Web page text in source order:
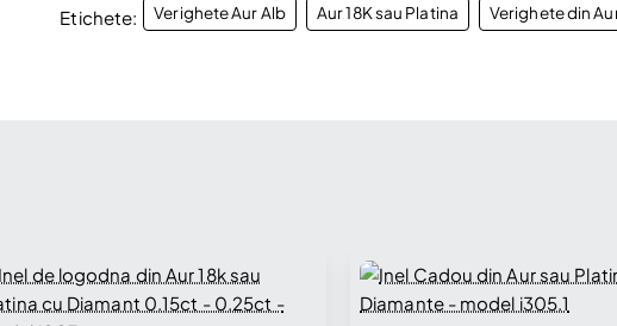
Etichete: Verighete Aur Alb Aur 18K sau Platina Verighete din